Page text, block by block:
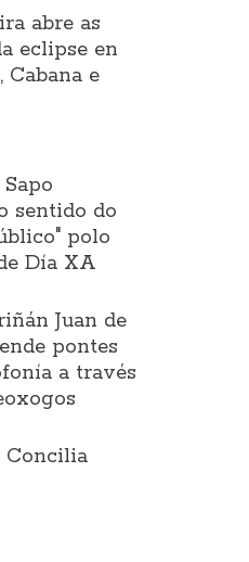
abre as
eclipse en
Cabana e
sentido do
polo
Día XA
Juan de
pontes
a través
Concilia